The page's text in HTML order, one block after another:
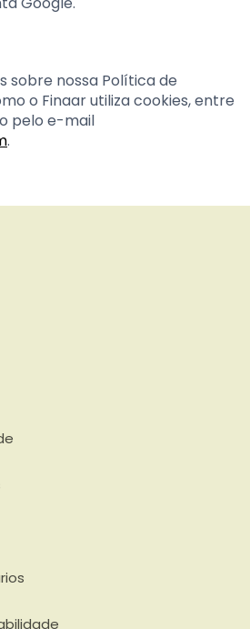
sobre nossa Política de
o Finaar utiliza cookies, entre
pelo e-mail
.